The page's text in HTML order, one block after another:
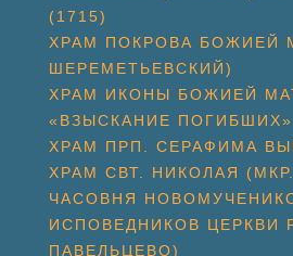
(1715)
ХРАМ ПОКРОВА БОЖИЕЙ
ШЕРЕМЕТЬЕВСКИЙ)
ХРАМ ИКОНЫ БОЖИЕЙ
«ВЗЫСКАНИЕ ПОГИБШИХ»
ХРАМ ПРП. СЕРАФИМА
ХРАМ СВТ. НИКОЛАЯ
ЧАСОВНЯ
ИСПОВЕДНИКОВ ЦЕРКВИ
ПАВЕЛЬЦЕВО)